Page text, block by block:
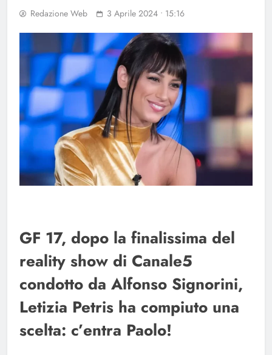
Redazione Web 3 Aprile 2024 • 15:16
GF 17, dopo la finalissima del
reality show di Canale5
condotto da Alfonso Signorini,
Letizia Petris ha compiuto una
scelta: c’entra Paolo!